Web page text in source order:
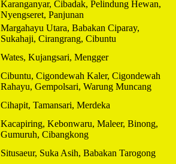
Karanganyar, Cibadak, Pelindung Hewan,
Nyengseret, Panjunan
Margahayu Utara, Babakan Ciparay,
Sukahaji, Cirangrang, Cibuntu
Wates, Kujangsari, Mengger
Cibuntu, Cigondewah Kaler, Cigondewah
Rahayu, Gempolsari, Warung Muncang
Cihapit, Tamansari, Merdeka
Kacapiring, Kebonwaru, Maleer, Binong,
Gumuruh, Cibangkong
Situsaeur, Suka Asih, Babakan Tarogong